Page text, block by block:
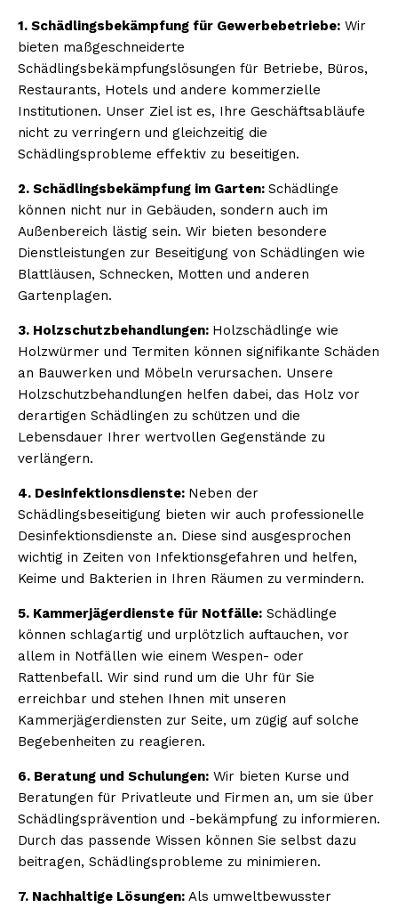
1. Schädlingsbekämpfung für Gewerbebetriebe: Wir
bieten maßgeschneiderte
Schädlingsbekämpfungslösungen für Betriebe, Büros,
Restaurants, Hotels und andere kommerzielle
Institutionen. Unser Ziel ist es, Ihre Geschäftsabläufe
nicht zu verringern und gleichzeitig die
Schädlingsprobleme effektiv zu beseitigen.
2. Schädlingsbekämpfung im Garten: Schädlinge
können nicht nur in Gebäuden, sondern auch im
Außenbereich lästig sein. Wir bieten besondere
Dienstleistungen zur Beseitigung von Schädlingen wie
Blattläusen, Schnecken, Motten und anderen
Gartenplagen.
3. Holzschutzbehandlungen: Holzschädlinge wie
Holzwürmer und Termiten können signifikante Schäden
an Bauwerken und Möbeln verursachen. Unsere
Holzschutzbehandlungen helfen dabei, das Holz vor
derartigen Schädlingen zu schützen und die
Lebensdauer Ihrer wertvollen Gegenstände zu
verlängern.
4. Desinfektionsdienste: Neben der
Schädlingsbeseitigung bieten wir auch professionelle
Desinfektionsdienste an. Diese sind ausgesprochen
wichtig in Zeiten von Infektionsgefahren und helfen,
Keime und Bakterien in Ihren Räumen zu vermindern.
5. Kammerjägerdienste für Notfälle: Schädlinge
können schlagartig und urplötzlich auftauchen, vor
allem in Notfällen wie einem Wespen- oder
Rattenbefall. Wir sind rund um die Uhr für Sie
erreichbar und stehen Ihnen mit unseren
Kammerjägerdiensten zur Seite, um zügig auf solche
Begebenheiten zu reagieren.
6. Beratung und Schulungen: Wir bieten Kurse und
Beratungen für Privatleute und Firmen an, um sie über
Schädlingsprävention und -bekämpfung zu informieren.
Durch das passende Wissen können Sie selbst dazu
beitragen, Schädlingsprobleme zu minimieren.
7. Nachhaltige Lösungen: Als umweltbewusster